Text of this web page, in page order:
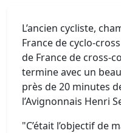
L’ancien cycliste,
France de cyclo-
de France de cross-
termine avec un beau
près de 20 minutes
l’Avignonnais Henri
"C’était l’objectif de